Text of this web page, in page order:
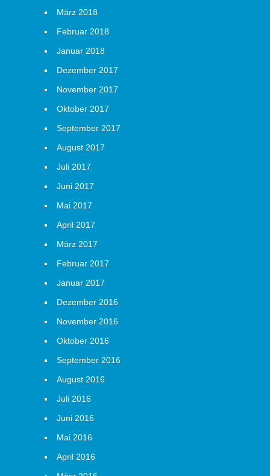
März 2018
Februar 2018
Januar 2018
Dezember 2017
November 2017
Oktober 2017
September 2017
August 2017
Juli 2017
Juni 2017
Mai 2017
April 2017
März 2017
Februar 2017
Januar 2017
Dezember 2016
November 2016
Oktober 2016
September 2016
August 2016
Juli 2016
Juni 2016
Mai 2016
April 2016